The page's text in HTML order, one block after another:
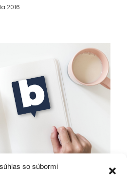
so súbormi
2016
Fica o kostičku